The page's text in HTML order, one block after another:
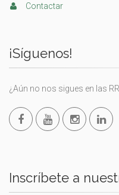
Contactar
¡Síguenos!
¿Aún no nos sigues en las
Inscríbete a